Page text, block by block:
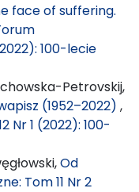
face of suffering.
100-lecie
Petrovskij,
(1952–2022) ,
Nr 1 (2022): 100-
Od
Tom 11 Nr 2